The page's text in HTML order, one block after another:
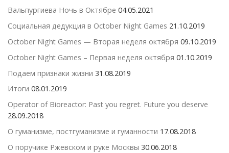
Вальпургиева Ночь в Октябре 04.05.2021
Социальная дедукция в October Night Games 21.10.2019
October Night Games — Вторая неделя октября 09.10.2019
October Night Games – Первая неделя октября 01.10.2019
Подаем признаки жизни 31.08.2019
Итоги 08.01.2019
Operator of Bioreactor: Past you regret. Future you deserve
28.09.2018
О гуманизме, постгуманизме и гуманности 17.08.2018
О поручике Ржевском и руке Москвы 30.06.2018